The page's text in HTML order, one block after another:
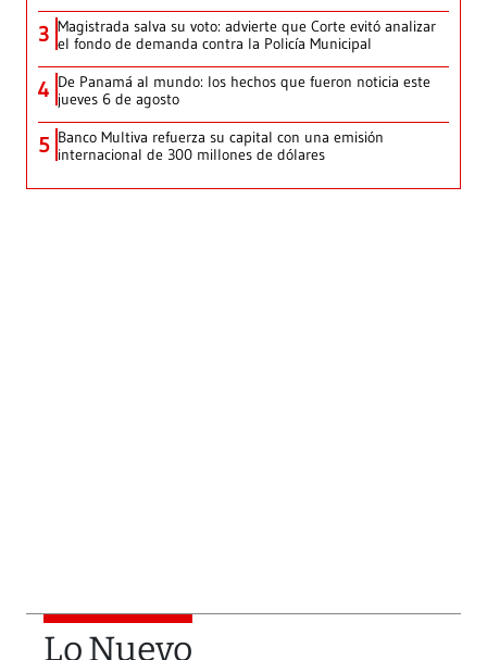
3 Magistrada salva su voto: advierte que Corte evitó analizar
el fondo de demanda contra la Policía Municipal
4 De Panamá al mundo: los hechos que fueron noticia este
jueves 6 de agosto
5 Banco Multiva refuerza su capital con una emisión
internacional de 300 millones de dólares
Lo Nuevo